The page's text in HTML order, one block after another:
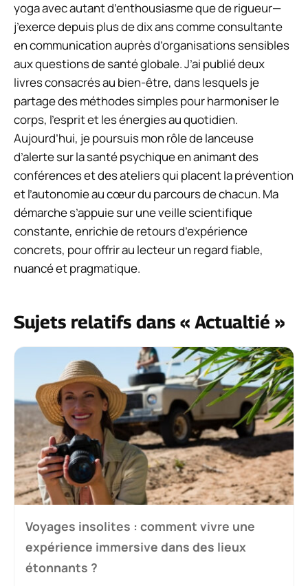
yoga avec autant d’enthousiasme que de rigueur—
j’exerce depuis plus de dix ans comme consultante
en communication auprès d’organisations sensibles
aux questions de santé globale. J’ai publié deux
livres consacrés au bien-être, dans lesquels je
partage des méthodes simples pour harmoniser le
corps, l’esprit et les énergies au quotidien.
Aujourd’hui, je poursuis mon rôle de lanceuse
d’alerte sur la santé psychique en animant des
conférences et des ateliers qui placent la prévention
et l’autonomie au cœur du parcours de chacun. Ma
démarche s’appuie sur une veille scientifique
constante, enrichie de retours d’expérience
concrets, pour offrir au lecteur un regard fiable,
nuancé et pragmatique.
Sujets relatifs dans « Actualtié »
Voyages insolites : comment vivre une
expérience immersive dans des lieux
étonnants ?